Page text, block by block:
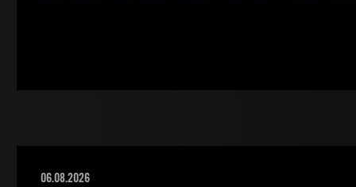
06.08.2026